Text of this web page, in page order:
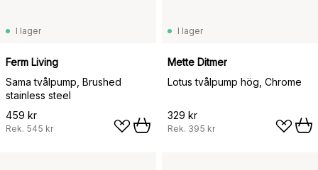
I lager
Ferm Living
Sama tvålpump, Brushed
stainless steel
459 kr
Rek. 545 kr
I lager
Mette Ditmer
Lotus tvålpump hög, Chrome
329 kr
Rek. 395 kr